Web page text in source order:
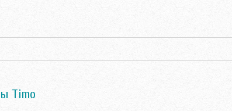
Timo